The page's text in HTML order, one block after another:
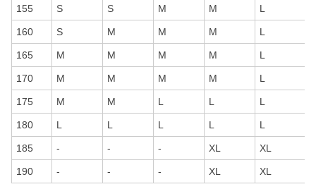
155 S S M M L
160 S M M M L
165 M M M M L
170 M M M M L
175 M M L L L
180 L L L L L
185 - - - XL XL
190 - - - XL XL